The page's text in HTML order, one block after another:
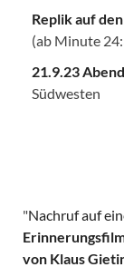
Replik auf
(ab Minute
21.9.23
Südwesten
"Nachruf auf
von Klaus